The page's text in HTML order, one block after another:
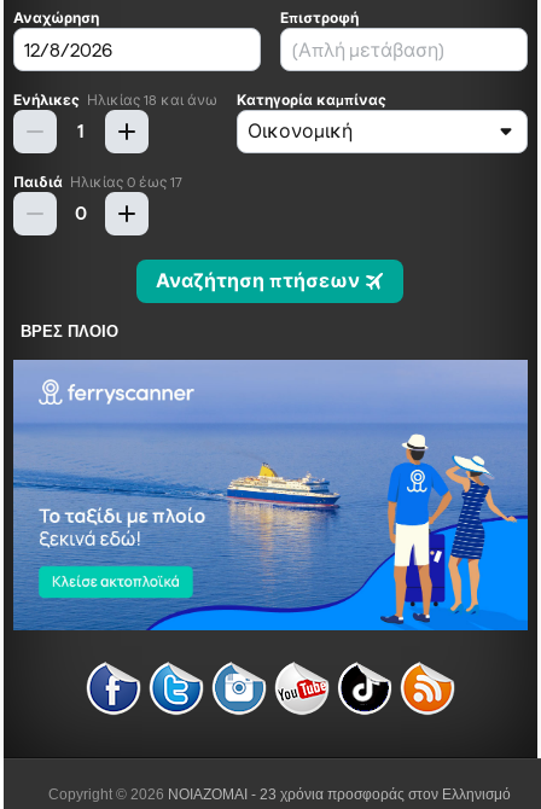
ΒΡΕΣ ΠΛΟΙΟ
Copyright © 2026 NOIAZOMAI - 23 χρόνια προσφοράς στον Ελληνισμό